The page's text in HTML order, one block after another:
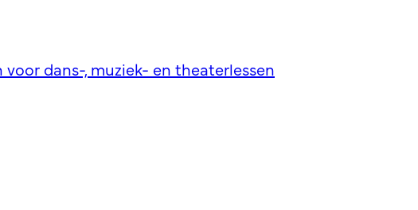
dans-, muziek- en theaterlessen